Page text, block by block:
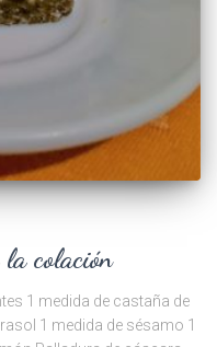
colación
1 medida de castaña de
1 medida de sésamo 1